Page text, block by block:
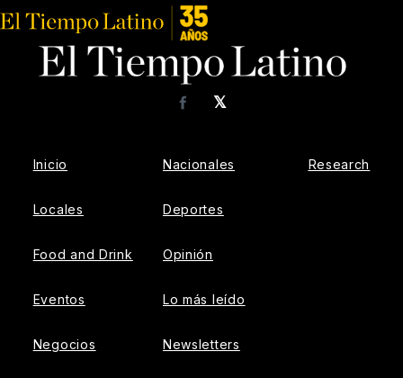
𝕏
Facebook
Inicio
Locales
Food and Drink
Eventos
Negocios
Nacionales
Deportes
Opinión
Lo más leído
Newsletters
Research